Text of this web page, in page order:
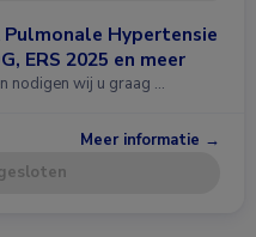
Hypertensie
ERS 2025 en meer
nodigen wij u graag …
Meer informatie →